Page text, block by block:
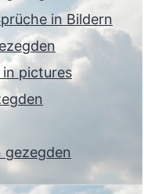
in Bildern
in pictures
gezegden